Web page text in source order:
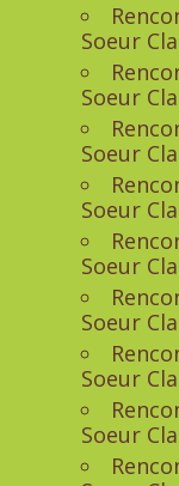
Soeur
Soeur
Soeur
Soeur
Soeur
Soeur
Soeur
Soeur